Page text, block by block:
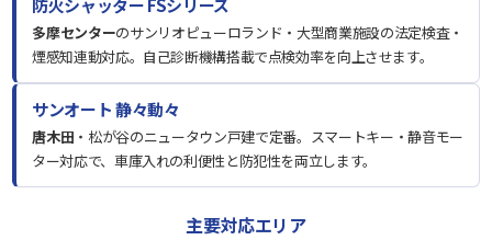
防火シャッター FSシリーズ
多摩センターのサンリオピューロランド・大型商業施設の法定検査・
煙感知連動対応。自己診断機構搭載で点検効率を向上させます。
サンオート 静々動々
唐木田 ・松が谷のニュータウン戸建で定番。スマートキー・静音モー
ター対応で、車庫入れの利便性と防犯性を両立します。
主要対応エリア